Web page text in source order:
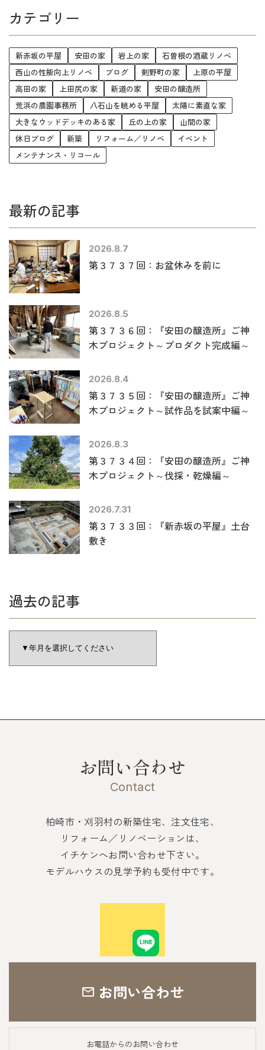
カテゴリー
新赤坂の平屋 安田の家 岩上の家
石曽根の酒蔵リノベ
西山の性能向上リノベ
ブログ 剣野町の家
上原の平屋
高田の家
上田尻の家 新道の家
安田の醸造所
荒浜の農園事務所
八石山を眺める平屋
太陽に素直な家
大きなウッドデッキのある家
丘の上の家
山間の家
休日ブログ
新築 リフォーム／リノベ
イベント
メンテナンス・リコール
最新の記事
2026.8.7
第３７３７回：お盆休みを前に
2026.8.5
第３７３６回：『安田の醸造所』ご神
木プロジェクト～プロダクト完成編～
2026.8.4
第３７３５回：『安田の醸造所』ご神
木プロジェクト～試作品を試案中編～
2026.8.3
第３７３４回：『安田の醸造所』ご神
木プロジェクト～伐採・乾燥編～
2026.7.31
第３７３３回：『新赤坂の平屋』土台
敷き
過去の記事
お問い合わせ
Contact
柏崎市・刈羽村の新築住宅、注文住宅、
リフォーム／リノベーションは、
イチケンへお問い合わせ下さい。
モデルハウスの見学予約も受付中です。
お問い合わせ
お電話からのお問い合わせ